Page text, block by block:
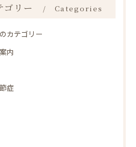
ゴリー Categories
カテゴリー
内
症